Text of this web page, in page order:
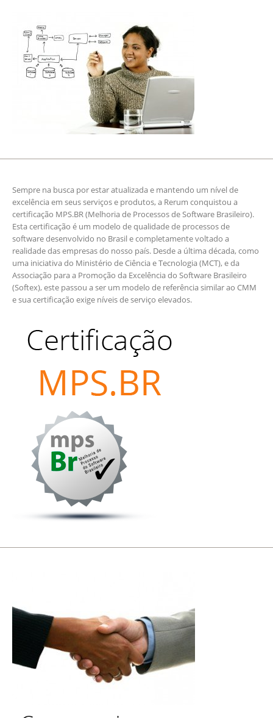
Sempre na busca por estar atualizada e mantendo um nível de
excelência em seus serviços e produtos, a Rerum conquistou a
certificação MPS.BR (Melhoria de Processos de Software Brasileiro).
Esta certificação é um modelo de qualidade de processos de
software desenvolvido no Brasil e completamente voltado a
realidade das empresas do nosso país. Desde a última década, como
uma iniciativa do Ministério de Ciência e Tecnologia (MCT), e da
Associação para a Promoção da Excelência do Software Brasileiro
(Softex), este passou a ser um modelo de referência similar ao CMM
e sua certificação exige níveis de serviço elevados.